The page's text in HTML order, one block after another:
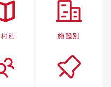
別 施設別